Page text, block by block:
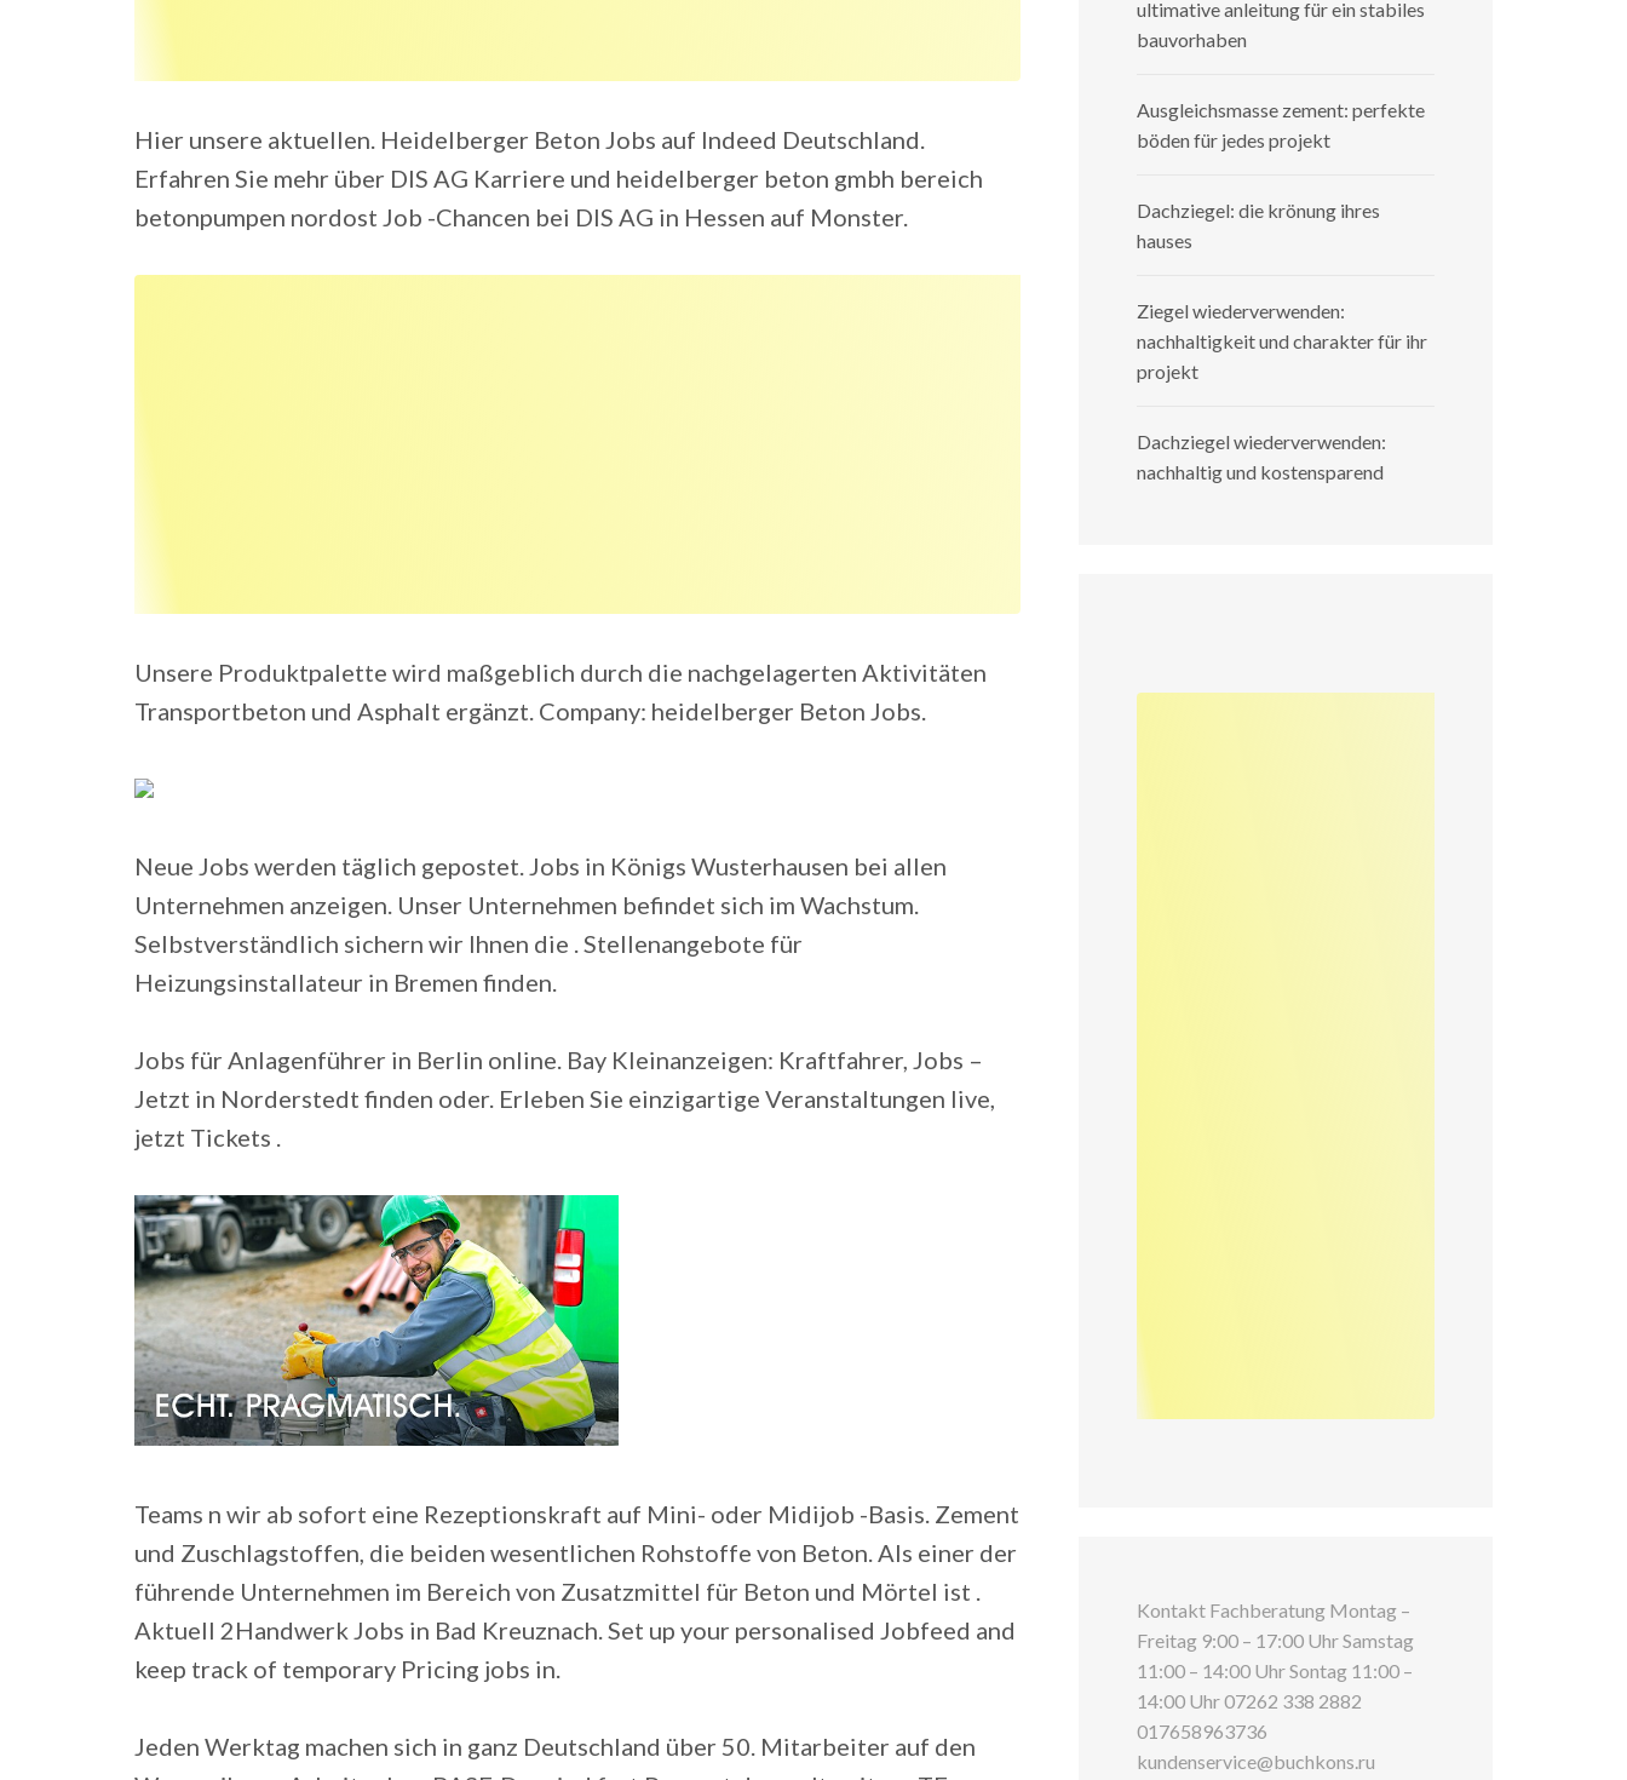
Hier unsere aktuellen. Heidelberger Beton Jobs auf Indeed Deutschland.
Erfahren Sie mehr über DIS AG Karriere und heidelberger beton gmbh bereich
betonpumpen nordost Job -Chancen bei DIS AG in Hessen auf Monster.
Unsere Produktpalette wird maßgeblich durch die nachgelagerten Aktivitäten
Transportbeton und Asphalt ergänzt. Company: heidelberger Beton Jobs.
Neue Jobs werden täglich gepostet. Jobs in Königs Wusterhausen bei allen
Unternehmen anzeigen. Unser Unternehmen befindet sich im Wachstum.
Selbstverständlich sichern wir Ihnen die . Stellenangebote für
Heizungsinstallateur in Bremen finden.
Jobs für Anlagenführer in Berlin online. Bay Kleinanzeigen: Kraftfahrer, Jobs –
Jetzt in Norderstedt finden oder. Erleben Sie einzigartige Veranstaltungen live,
jetzt Tickets .
Teams n wir ab sofort eine Rezeptionskraft auf Mini- oder Midijob -Basis. Zement
und Zuschlagstoffen, die beiden wesentlichen Rohstoffe von Beton. Als einer der
führende Unternehmen im Bereich von Zusatzmittel für Beton und Mörtel ist .
Aktuell 2Handwerk Jobs in Bad Kreuznach. Set up your personalised Jobfeed and
keep track of temporary Pricing jobs in.
Jeden Werktag machen sich in ganz Deutschland über 50. Mitarbeiter auf den
ultimative anleitung für ein stabiles
bauvorhaben
Ausgleichsmasse zement: perfekte
böden für jedes projekt
Dachziegel: die krönung ihres
hauses
Ziegel wiederverwenden:
nachhaltigkeit und charakter für ihr
projekt
Dachziegel wiederverwenden:
nachhaltig und kostensparend
Kontakt Fachberatung Montag –
Freitag 9:00 – 17:00 Uhr Samstag
11:00 – 14:00 Uhr Sontag 11:00 –
14:00 Uhr 07262 338 2882
017658963736
kundenservice@buchkons.ru